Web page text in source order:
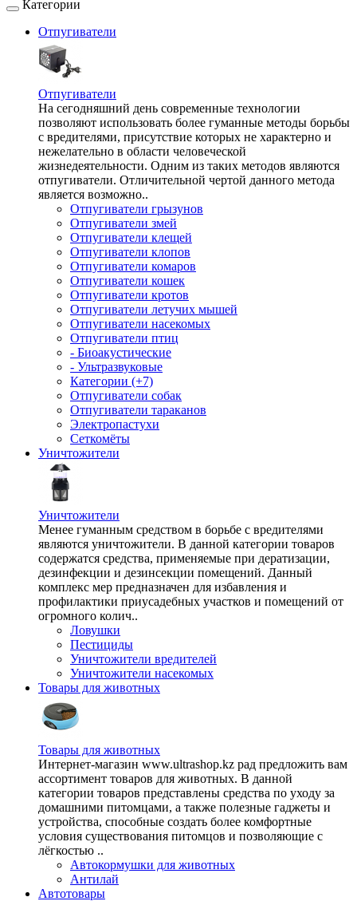
Категории
Отпугиватели
Отпугиватели
На сегодняшний день современные технологии
позволяют использовать более гуманные методы борьбы
с вредителями, присутствие которых не характерно и
нежелательно в области человеческой
жизнедеятельности. Одним из таких методов являются
отпугиватели. Отличительной чертой данного метода
является возможно..
Отпугиватели грызунов
Отпугиватели змей
Отпугиватели клещей
Отпугиватели клопов
Отпугиватели комаров
Отпугиватели кошек
Отпугиватели кротов
Отпугиватели летучих мышей
Отпугиватели насекомых
Отпугиватели птиц
- Биоакустические
- Ультразвуковые
Категории (+7)
Отпугиватели собак
Отпугиватели тараканов
Электропастухи
Сеткомёты
Уничтожители
Уничтожители
Менее гуманным средством в борьбе с вредителями
являются уничтожители. В данной категории товаров
содержатся средства, применяемые при дератизации,
дезинфекции и дезинсекции помещений. Данный
комплекс мер предназначен для избавления и
профилактики приусадебных участков и помещений от
огромного колич..
Ловушки
Пестициды
Уничтожители вредителей
Уничтожители насекомых
Товары для животных
Товары для животных
Интернет-магазин www.ultrashop.kz рад предложить вам
ассортимент товаров для животных. В данной
категории товаров представлены средства по уходу за
домашними питомцами, а также полезные гаджеты и
устройства, способные создать более комфортные
условия существования питомцов и позволяющие с
лёгкостью ..
Автокормушки для животных
Антилай
Автотовары